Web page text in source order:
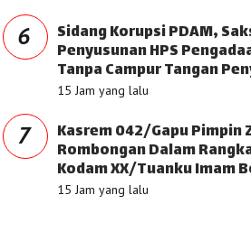
6 Sidang Korupsi PDAM,
Penyusunan HPS
Tanpa Campur Tangan
15 Jam yang lalu
7 Kasrem 042/Gapu Pimpin
Rombongan Dalam
Kodam XX/Tuanku Imam
15 Jam yang lalu